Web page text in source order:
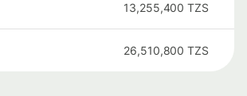
13,255,400 TZS
26,510,800 TZS